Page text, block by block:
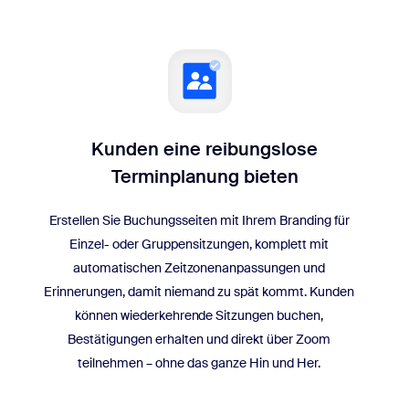
Kunden eine reibungslose
Terminplanung bieten
Erstellen Sie Buchungsseiten mit Ihrem Branding für
Einzel- oder Gruppensitzungen, komplett mit
automatischen Zeitzonenanpassungen und
Erinnerungen, damit niemand zu spät kommt. Kunden
können wiederkehrende Sitzungen buchen,
Bestätigungen erhalten und direkt über Zoom
teilnehmen – ohne das ganze Hin und Her.